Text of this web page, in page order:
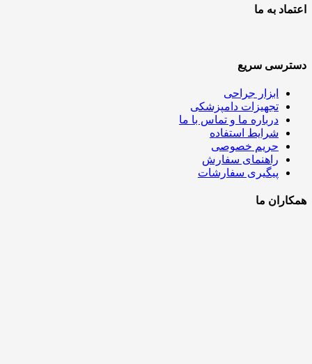
اعتماد به ما
دسترسی سریع
ابزار جراحی
تجهیزات دامپزشکی
درباره ما و تماس با ما
شرایط استفاده
حریم خصوصی
راهنمای سفارش
پیگیری سفارشات
همکاران ما